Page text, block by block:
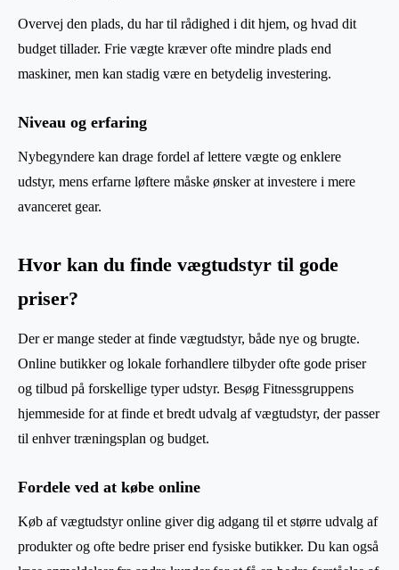
Overvej den plads, du har til rådighed i dit hjem, og hvad dit
budget tillader. Frie vægte kræver ofte mindre plads end
maskiner, men kan stadig være en betydelig investering.
Niveau og erfaring
Nybegyndere kan drage fordel af lettere vægte og enklere
udstyr, mens erfarne løftere måske ønsker at investere i mere
avanceret gear.
Hvor kan du finde vægtudstyr til gode
priser?
Der er mange steder at finde vægtudstyr, både nye og brugte.
Online butikker og lokale forhandlere tilbyder ofte gode priser
og tilbud på forskellige typer udstyr. Besøg Fitnessgruppens
hjemmeside for at finde et bredt udvalg af vægtudstyr, der passer
til enhver træningsplan og budget.
Fordele ved at købe online
Køb af vægtudstyr online giver dig adgang til et større udvalg af
produkter og ofte bedre priser end fysiske butikker. Du kan også